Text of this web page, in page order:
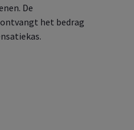
De
het bedrag